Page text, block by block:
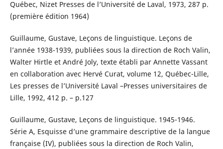
Québec, Nizet Presses de l’Université de Laval, 1973, 287 p.
(première édition 1964)
Guillaume, Gustave, Leçons de linguistique. Leçons de
l’année 1938-1939, publiées sous la direction de Roch Valin,
Walter Hirtle et André Joly, texte établi par Annette Vassant
en collaboration avec Hervé Curat, volume 12, Québec-Lille,
Les presses de l’Université Laval –Presses universitaires de
Lille, 1992, 412 p. – p.127
Guillaume, Gustave, Leçons de linguistique. 1945-1946.
Série A, Esquisse d’une grammaire descriptive de la langue
française (IV), publiées sous la direction de Roch Valin,